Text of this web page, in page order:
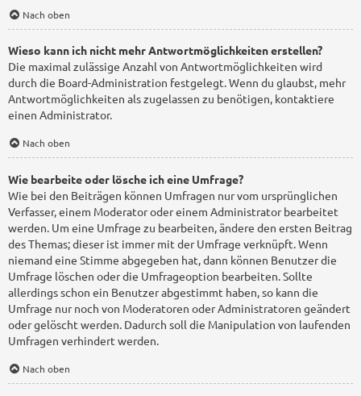
Nach oben
Wieso kann ich nicht mehr Antwortmöglichkeiten erstellen?
Die maximal zulässige Anzahl von Antwortmöglichkeiten wird
durch die Board-Administration festgelegt. Wenn du glaubst, mehr
Antwortmöglichkeiten als zugelassen zu benötigen, kontaktiere
einen Administrator.
Nach oben
Wie bearbeite oder lösche ich eine Umfrage?
Wie bei den Beiträgen können Umfragen nur vom ursprünglichen
Verfasser, einem Moderator oder einem Administrator bearbeitet
werden. Um eine Umfrage zu bearbeiten, ändere den ersten Beitrag
des Themas; dieser ist immer mit der Umfrage verknüpft. Wenn
niemand eine Stimme abgegeben hat, dann können Benutzer die
Umfrage löschen oder die Umfrageoption bearbeiten. Sollte
allerdings schon ein Benutzer abgestimmt haben, so kann die
Umfrage nur noch von Moderatoren oder Administratoren geändert
oder gelöscht werden. Dadurch soll die Manipulation von laufenden
Umfragen verhindert werden.
Nach oben